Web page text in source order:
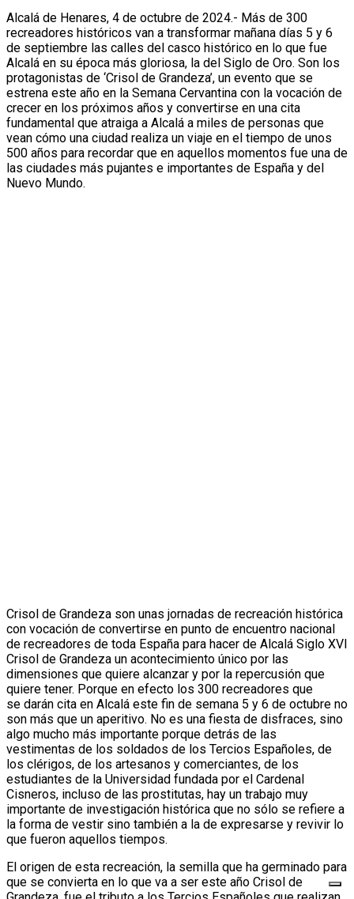
Alcalá de Henares, 4 de octubre de 2024.- Más de 300
recreadores históricos van a transformar mañana días 5 y 6
de septiembre las calles del casco histórico en lo que fue
Alcalá en su época más gloriosa, la del Siglo de Oro. Son los
protagonistas de ‘Crisol de Grandeza’, un evento que se
estrena este año en la Semana Cervantina con la vocación de
crecer en los próximos años y convertirse en una cita
fundamental que atraiga a Alcalá a miles de personas que
vean cómo una ciudad realiza un viaje en el tiempo de unos
500 años para recordar que en aquellos momentos fue una de
las ciudades más pujantes e importantes de España y del
Nuevo Mundo.
Crisol de Grandeza son unas jornadas de recreación histórica
con vocación de convertirse en punto de encuentro nacional
de recreadores de toda España para hacer de Alcalá Siglo XVI
Crisol de Grandeza un acontecimiento único por las
dimensiones que quiere alcanzar y por la repercusión que
quiere tener. Porque en efecto los 300 recreadores que
se darán cita en Alcalá este fin de semana 5 y 6 de octubre no
son más que un aperitivo. No es una fiesta de disfraces, sino
algo mucho más importante porque detrás de las
vestimentas de los soldados de los Tercios Españoles, de
los clérigos, de los artesanos y comerciantes, de los
estudiantes de la Universidad fundada por el Cardenal
Cisneros, incluso de las prostitutas, hay un trabajo muy
importante de investigación histórica que no sólo se refiere a
la forma de vestir sino también a la de expresarse y revivir lo
que fueron aquellos tiempos.
El origen de esta recreación, la semilla que ha germinado para
que se convierta en lo que va a ser este año Crisol de